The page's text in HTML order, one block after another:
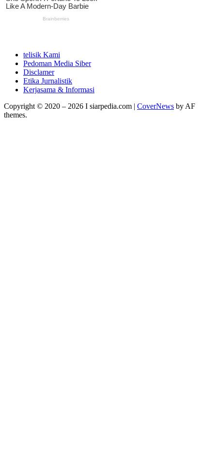
telisik Kami
Pedoman Media Siber
Disclamer
Etika Jurnalistik
Kerjasama & Informasi
Copyright © 2020 – 2026 I siarpedia.com | CoverNews by AF
themes.